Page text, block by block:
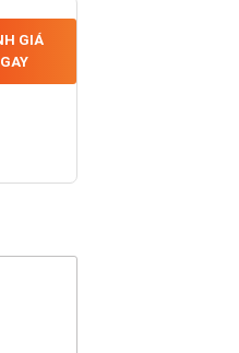
GIÁ